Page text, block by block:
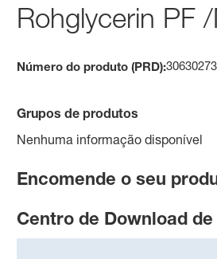
Rohglycerin PF
Número do produto (PRD):30630273
Grupos de produtos
Nenhuma informação disponível
Encomende o seu
Centro de Download